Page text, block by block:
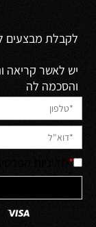
לקבלת מבצעים
יש לאשר קריאה
והסכמה לה
*